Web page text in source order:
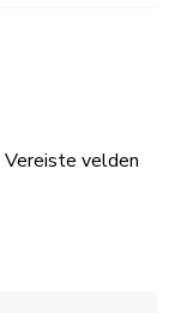
Vereiste velden